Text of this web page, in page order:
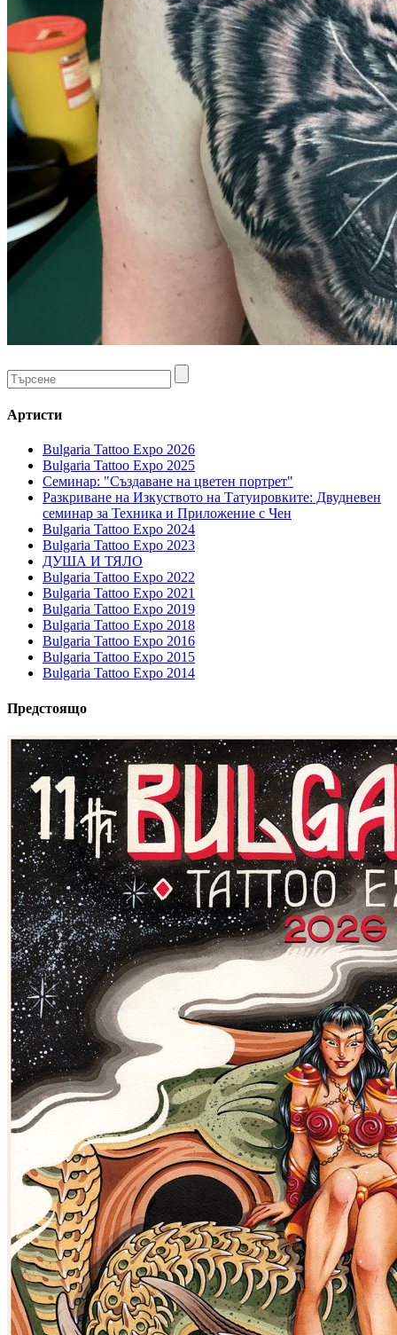
Артисти
Bulgaria Tattoo Expo 2026
Bulgaria Tattoo Expo 2025
Семинар: "Създаване на цветен портрет"
Разкриване на Изкуството на Татуировките: Двудневен
семинар за Техника и Приложение с Чен
Bulgaria Tattoo Expo 2024
Bulgaria Tattoo Expo 2023
ДУША И ТЯЛО
Bulgaria Tattoo Expo 2022
Bulgaria Tattoo Expo 2021
Bulgaria Tattoo Expo 2019
Bulgaria Tattoo Expo 2018
Bulgaria Tattoo Expo 2016
Bulgaria Tattoo Expo 2015
Bulgaria Tattoo Expo 2014
Предстоящо